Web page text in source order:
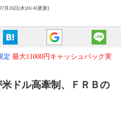
月26日(木)16:45更新]
定 最大11000円キャッシュバック実
ドル高牽制、ＦＲＢの